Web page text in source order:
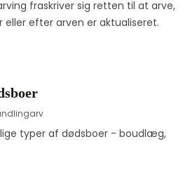
fraskriver sig retten til at arve,
efter arven er aktualiseret.
arv
typer af dødsboer - boudlæg,